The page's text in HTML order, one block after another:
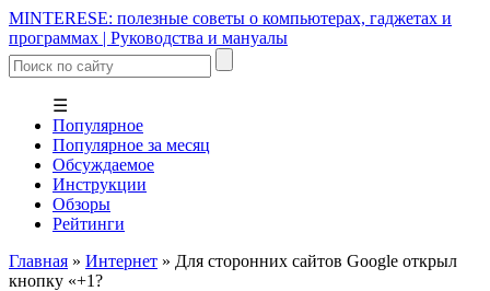
MINTERESE: полезные советы о компьютерах, гаджетах и
программах | Руководства и мануалы
☰
Популярное
Популярное за месяц
Обсуждаемое
Инструкции
Обзоры
Рейтинги
Главная » Интернет » Для сторонних сайтов Google открыл
кнопку «+1?